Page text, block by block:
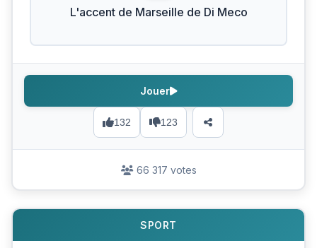
L'accent de Marseille de Di Meco
132 123
Jouer
66 317 votes
SPORT